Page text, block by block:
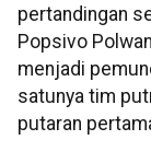
pertandingan
Popsivo
menjadi
satunya tim
putaran